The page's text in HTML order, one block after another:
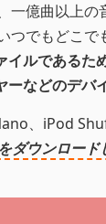
億曲以上の
つでもどこ
ルである
などのデバ
、iPod
ウンロード